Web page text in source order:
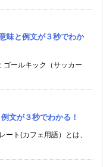
味と例文が３秒でわか
ゴールキック（サッカー
文が３秒でわかる！
ート(カフェ用語）とは、